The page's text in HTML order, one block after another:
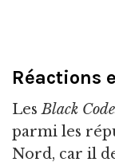
Réactions
LesBlack
parmi les
Nord, car il